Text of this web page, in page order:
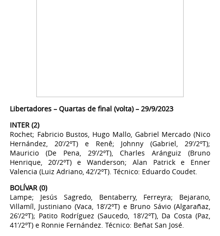
Libertadores – Quartas de final (volta) – 29/9/2023
INTER (2)
Rochet; Fabricio Bustos, Hugo Mallo, Gabriel Mercado (Nico
Hernández, 20’/2ºT) e Renê; Johnny (Gabriel, 29’/2ºT);
Mauricio (De Pena, 29’/2ºT), Charles Aránguiz (Bruno
Henrique, 20’/2ºT) e Wanderson; Alan Patrick e Enner
Valencia (Luiz Adriano, 42’/2ºT). Técnico: Eduardo Coudet.
BOLÍVAR (0)
Lampe; Jesús Sagredo, Bentaberry, Ferreyra; Bejarano,
Villamíl, Justiniano (Vaca, 18’/2ºT) e Bruno Sávio (Algarañaz,
26’/2ºT); Patito Rodríguez (Saucedo, 18’/2ºT), Da Costa (Paz,
41’/2ºT) e Ronnie Fernández. Técnico: Beñat San José.